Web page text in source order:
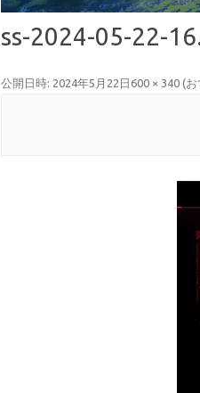
ss-2024-05-22-
公開日時: 2024年5月22日 600 × 340(お